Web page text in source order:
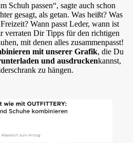
Schuh passen“, sagte auch schon
gesagt, als getan. Was heißt? Was
Wann passt Leder, wann ist
verraten Dir Tipps für den richtigen
mit denen alles zusammenpasst!
mit unserer Grafik, die Du
und ausdruckenkannst,
zu hängen.